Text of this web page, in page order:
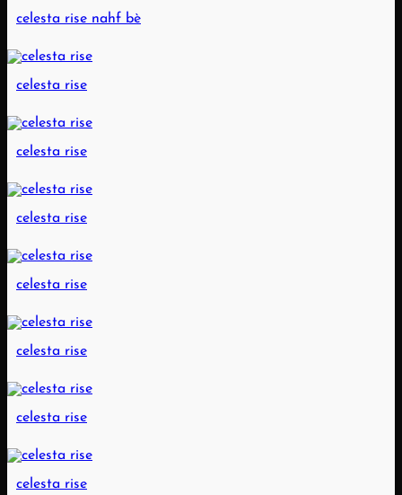
celesta rise nahf bè
celesta rise
celesta rise
celesta rise
celesta rise
celesta rise
celesta rise
celesta rise